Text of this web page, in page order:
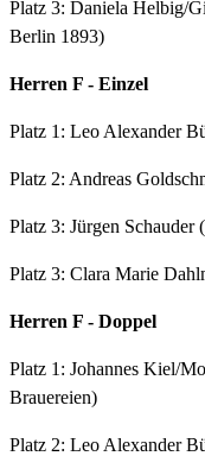
Platz 3: Daniela Helbig/
Berlin 1893)
Herren F - Einzel
Platz 1: Leo Alexander
Platz 2: Andreas
Platz 3: Jürgen
Platz 3: Clara Marie
Herren F - Doppel
Platz 1: Johannes Kiel/
Brauereien)
Platz 2: Leo Alexander